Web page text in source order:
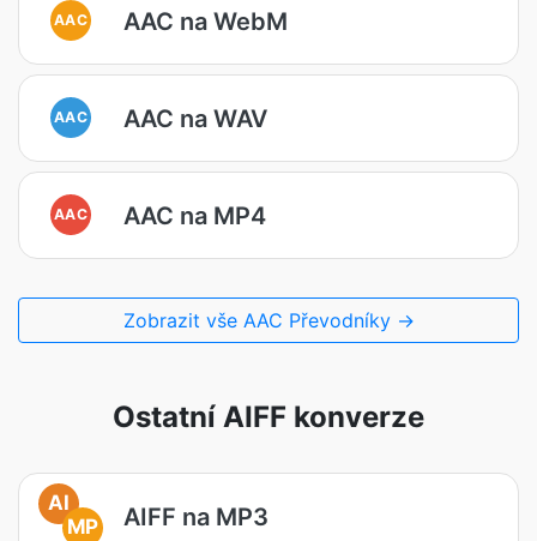
AAC AAC na WebM
AAC AAC na WAV
AAC AAC na MP4
Zobrazit vše AAC Převodníky →
Ostatní AIFF konverze
AI
MP
AIFF na MP3